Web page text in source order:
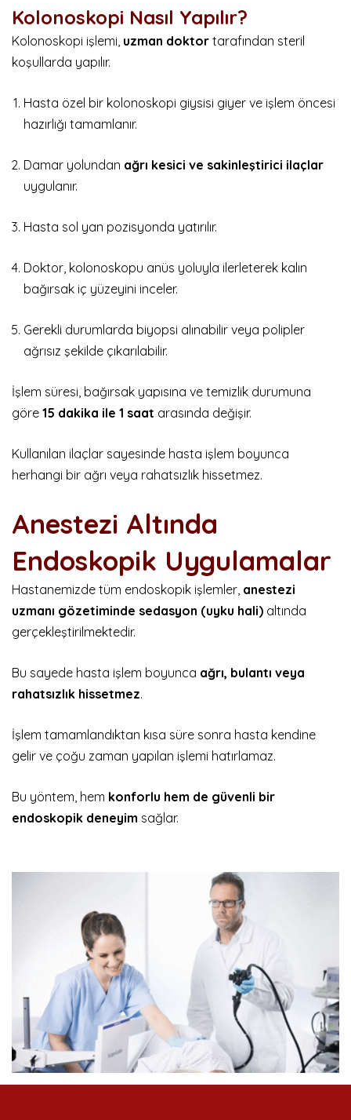
Kolonoskopi Nasıl Yapılır?
Kolonoskopi işlemi, uzman doktor tarafından steril
koşullarda yapılır.
Hasta özel bir kolonoskopi giysisi giyer ve işlem öncesi
hazırlığı tamamlanır.
Damar yolundan ağrı kesici ve sakinleştirici ilaçlar
uygulanır.
Hasta sol yan pozisyonda yatırılır.
Doktor, kolonoskopu anüs yoluyla ilerleterek kalın
bağırsak iç yüzeyini inceler.
Gerekli durumlarda biyopsi alınabilir veya polipler
ağrısız şekilde çıkarılabilir.
İşlem süresi, bağırsak yapısına ve temizlik durumuna
göre 15 dakika ile 1 saat arasında değişir.
Kullanılan ilaçlar sayesinde hasta işlem boyunca
herhangi bir ağrı veya rahatsızlık hissetmez.
Anestezi Altında
Endoskopik Uygulamalar
Hastanemizde tüm endoskopik işlemler, anestezi
uzmanı gözetiminde sedasyon (uyku hali) altında
gerçekleştirilmektedir.
Bu sayede hasta işlem boyunca ağrı, bulantı veya
rahatsızlık hissetmez.
İşlem tamamlandıktan kısa süre sonra hasta kendine
gelir ve çoğu zaman yapılan işlemi hatırlamaz.
Bu yöntem, hem konforlu hem de güvenli bir
endoskopik deneyim sağlar.